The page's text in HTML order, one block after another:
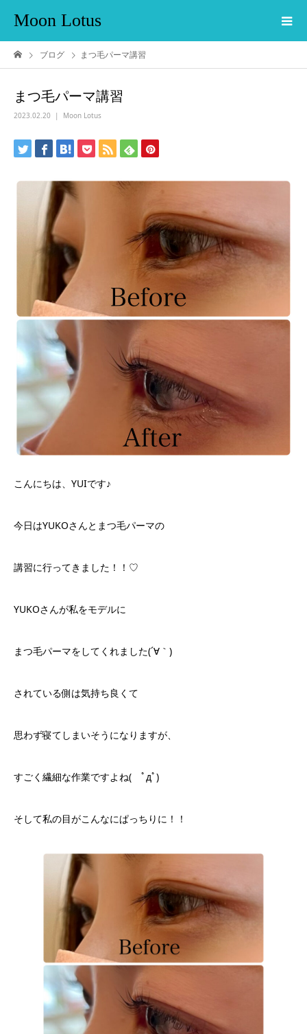
Moon Lotus
ブログ まつ毛パーマ講習
まつ毛パーマ講習
2023.02.20 Moon Lotus
こんにちは、YUIです♪
今日はYUKOさんとまつ毛パーマの
講習に行ってきました！！♡
YUKOさんが私をモデルに
まつ毛パーマをしてくれました(´∀｀)
されている側は気持ち良くて
思わず寝てしまいそうになりますが、
すごく繊細な作業ですよね( ﾟдﾟ)
そして私の目がこんなにぱっちりに！！